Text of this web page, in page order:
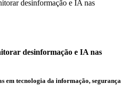
desinformação e IA nas
em tecnologia da informação, segurança